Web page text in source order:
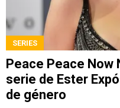
SERIES
Peace Peace Now
serie de Ester
de género